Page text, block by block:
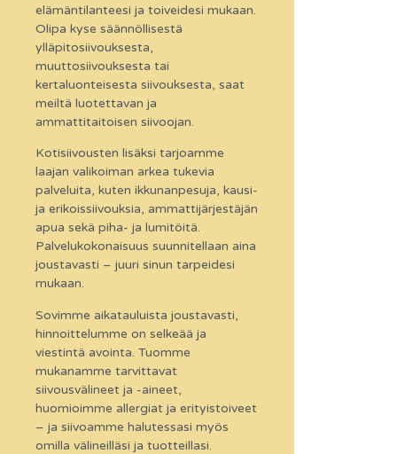
elämäntilanteesi ja toiveidesi mukaan.
Olipa kyse säännöllisestä
ylläpitosiivouksesta,
muuttosiivouksesta tai
kertaluonteisesta siivouksesta, saat
meiltä luotettavan ja
ammattitaitoisen siivoojan.
Kotisiivousten lisäksi tarjoamme
laajan valikoiman arkea tukevia
palveluita, kuten ikkunanpesuja, kausi-
ja erikoissiivouksia, ammattijärjestäjän
apua sekä piha- ja lumitöitä.
Palvelukokonaisuus suunnitellaan aina
joustavasti – juuri sinun tarpeidesi
mukaan.
Sovimme aikatauluista joustavasti,
hinnoittelumme on selkeää ja
viestintä avointa. Tuomme
mukanamme tarvittavat
siivousvälineet ja -aineet,
huomioimme allergiat ja erityistoiveet
– ja siivoamme halutessasi myös
omilla välineilläsi ja tuotteillasi.